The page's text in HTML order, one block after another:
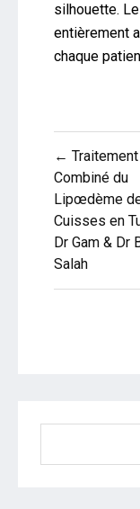
silhouette.
entièrement
chaque
de
l’article
← Traitement
Combiné du
Lipœdème
Cuisses en
Dr Gam & Dr
Salah